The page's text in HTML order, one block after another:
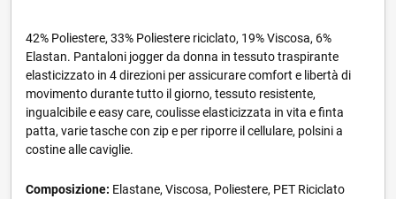
42% Poliestere, 33% Poliestere riciclato, 19% Viscosa, 6%
Elastan. Pantaloni jogger da donna in tessuto traspirante
elasticizzato in 4 direzioni per assicurare comfort e libertà di
movimento durante tutto il giorno, tessuto resistente,
ingualcibile e easy care, coulisse elasticizzata in vita e finta
patta, varie tasche con zip e per riporre il cellulare, polsini a
costine alle caviglie.
Composizione: Elastane, Viscosa, Poliestere, PET Riciclato